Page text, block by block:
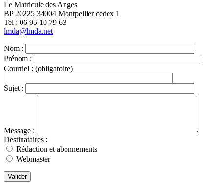
Le Matricule des Anges
BP 20225 34004 Montpellier cedex 1
Tel : ‭06 95 10 79 63
lmda@lmda.net
Nom :
Prénom :
Courriel : (obligatoire)
Sujet :
Message :
Destinataires :
Rédaction et abonnements
Webmaster
Valider